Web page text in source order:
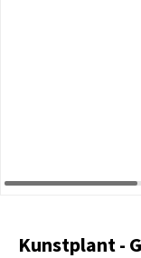
Kunstplant -